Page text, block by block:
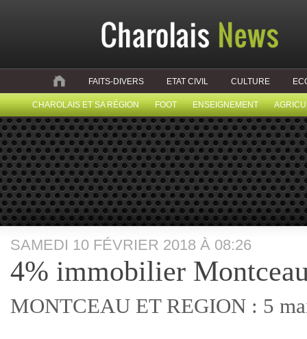
FAITS-DIVERS ETAT CIVIL CULTURE
CHAROLAIS ET SA RÉGION FOOT ENSEIGNEMENT
SAMEDI 10 FÉVRIER 2018 À 08:26
4% immobilier
MONTCEAU ET REGION : 5